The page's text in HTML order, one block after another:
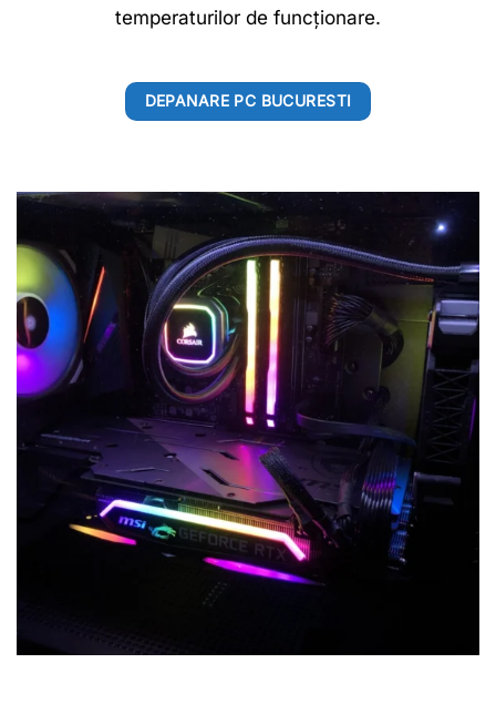
temperaturilor de funcționare.
DEPANARE PC BUCURESTI